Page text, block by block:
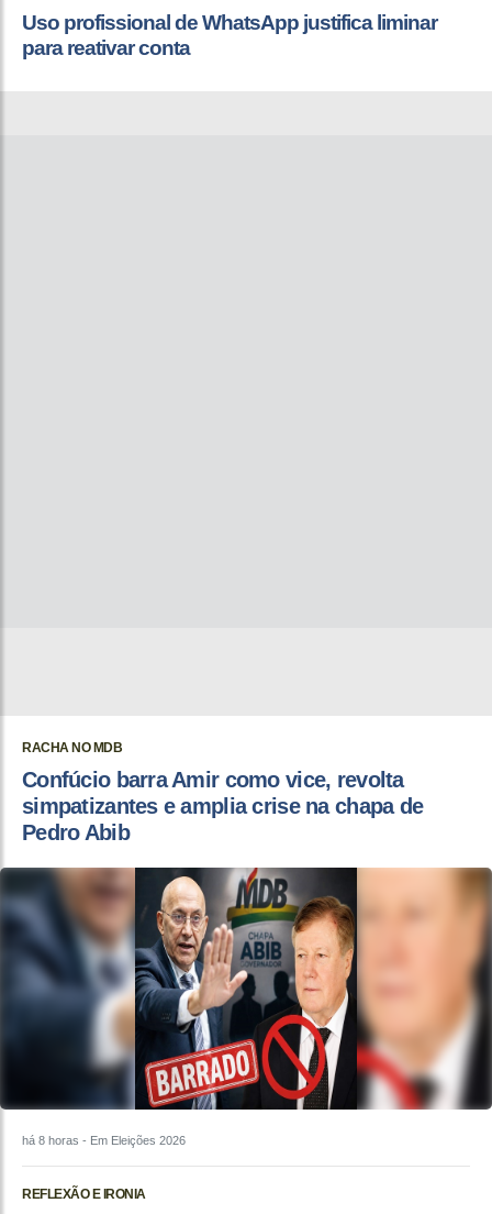
Uso profissional de WhatsApp justifica liminar
para reativar conta
RACHA NO MDB
Confúcio barra Amir como vice, revolta
simpatizantes e amplia crise na chapa de
Pedro Abib
há 8 horas - Em Eleições 2026
REFLEXÃO E IRONIA